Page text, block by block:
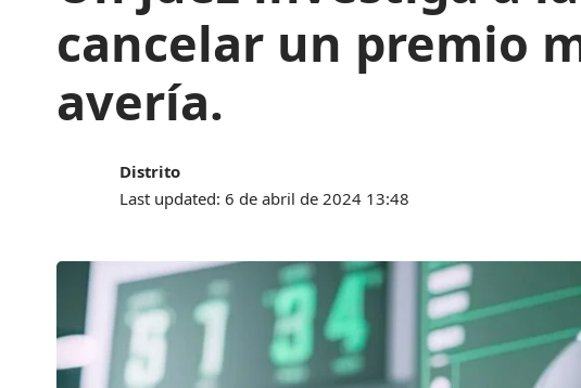
cancelar un premio
avería.
Last updated: 6 de abril de 2024 13:48
Distrito